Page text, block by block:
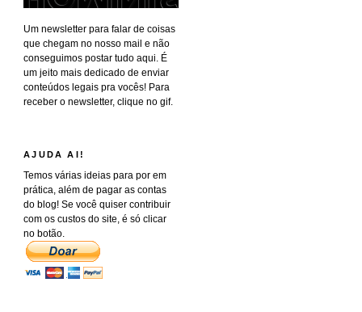
Um newsletter para falar de coisas
que chegam no nosso mail e não
conseguimos postar tudo aqui. É
um jeito mais dedicado de enviar
conteúdos legais pra vocês! Para
receber o newsletter, clique no gif.
AJUDA AI!
Temos várias ideias para por em
prática, além de pagar as contas
do blog! Se você quiser contribuir
com os custos do site, é só clicar
no botão.